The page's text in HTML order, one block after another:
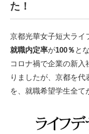
た！
京都光華女子短大ライ
就職内定率が100％と
コロナ禍で企業の新
りましたが、京都を
を、就職希望学生全て